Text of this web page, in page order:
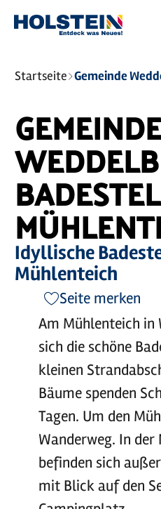
Sie
sind
Startseite
Idyllische
Mühlenteich
Seite merken
Am Mühlenteich in
sich die schöne
kleinen
Bäume spenden
Tagen. Um den
Wanderweg. In
befinden sich
mit Blick auf den